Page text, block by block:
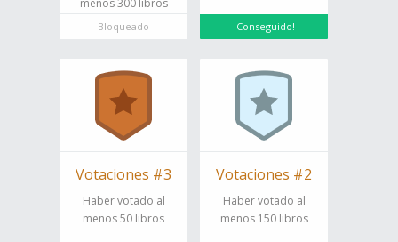
menos 300 libros
Bloqueado ¡Conseguido!
Votaciones #3
Haber votado al
menos 50 libros
Votaciones #2
Haber votado al
menos 150 libros